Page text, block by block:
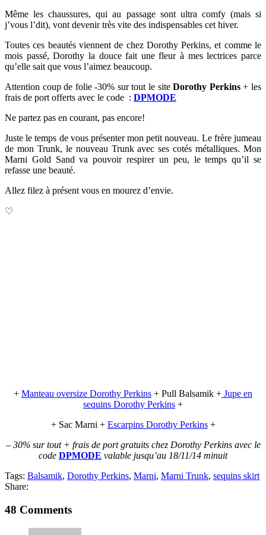
Même les chaussures, qui au passage sont ultra comfy (mais si
j’vous l’dit), vont devenir très vite des indispensables cet hiver.
Toutes ces beautés viennent de chez Dorothy Perkins, et comme le
mois passé, Dorothy la douce fait une fleur à mes lectrices parce
qu’elle sait que vous l’aimez beaucoup.
Attention coup de folie -30% sur tout le siteDorothy Perkins+ les
frais de port offerts avec le code : DPMODE
Ne partez pas en courant, pas encore!
Juste le temps de vous présenter mon petit nouveau. Le frère jumeau
de mon Trunk, le nouveau Trunk avec ses cotés métalliques. Mon
Marni Gold Sand va pouvoir respirer un peu, le temps qu’il se
refasse une beauté.
Allez filez à présent vous en mourez d’envie.
♡
+ Manteau oversize Dorothy Perkins + Pull Balsamik + Jupe en
sequins Dorothy Perkins +
+ Sac Marni + Escarpins Dorothy Perkins+
– 30% sur tout + frais de port gratuits chez Dorothy Perkins avec le
code DPMODE valable jusqu’au 18/11/14 minuit
Tags: Balsamik, Dorothy Perkins, Marni, Marni Trunk, sequins skirt
Share:
48 Comments